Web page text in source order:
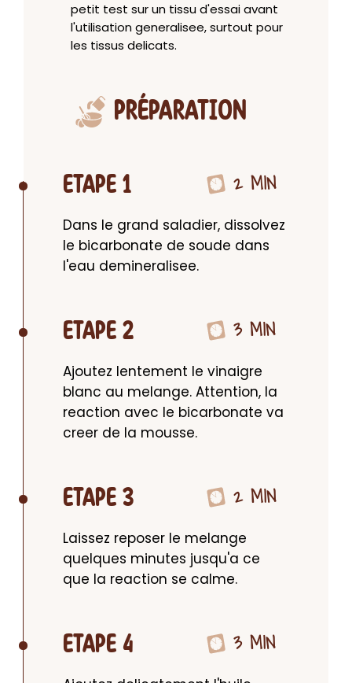
petit test sur un tissu d'essai avant
l'utilisation generalisee, surtout pour
les tissus delicats.
PRÉPARATION
ETAPE 1 2 MIN
Dans le grand saladier, dissolvez
le bicarbonate de soude dans
l'eau demineralisee.
ETAPE 2 3 MIN
Ajoutez lentement le vinaigre
blanc au melange. Attention, la
reaction avec le bicarbonate va
creer de la mousse.
ETAPE 3 2 MIN
Laissez reposer le melange
quelques minutes jusqu'a ce
que la reaction se calme.
ETAPE 4 3 MIN